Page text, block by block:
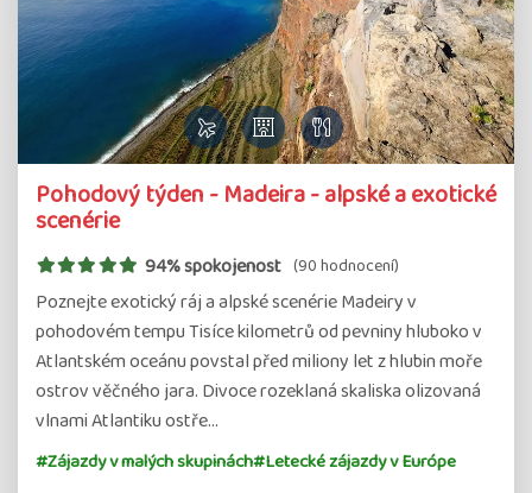
Pohodový týden - Madeira - alpské a exotické
scenérie
94% spokojenost (90 hodnocení)
Poznejte exotický ráj a alpské scenérie Madeiry v
pohodovém tempu Tisíce kilometrů od pevniny hluboko v
Atlantském oceánu povstal před miliony let z hlubin moře
ostrov věčného jara. Divoce rozeklaná skaliska olizovaná
vlnami Atlantiku ostře…
#Zájazdy v malých skupinách#Letecké zájazdy v Európe